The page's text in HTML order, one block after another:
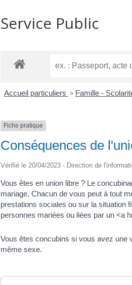
Service Public
Accueil particuliers > Famille -
Fiche pratique
Conséquences de
Vérifié le 20/04/2023 - Direction de
Vous êtes en union libre ? Le
mariage. Chacun de vous peut à tout
prestations sociales ou sur la situation
personnes mariées ou liées par un <a
Vous êtes concubins si vous avez une
même sexe.